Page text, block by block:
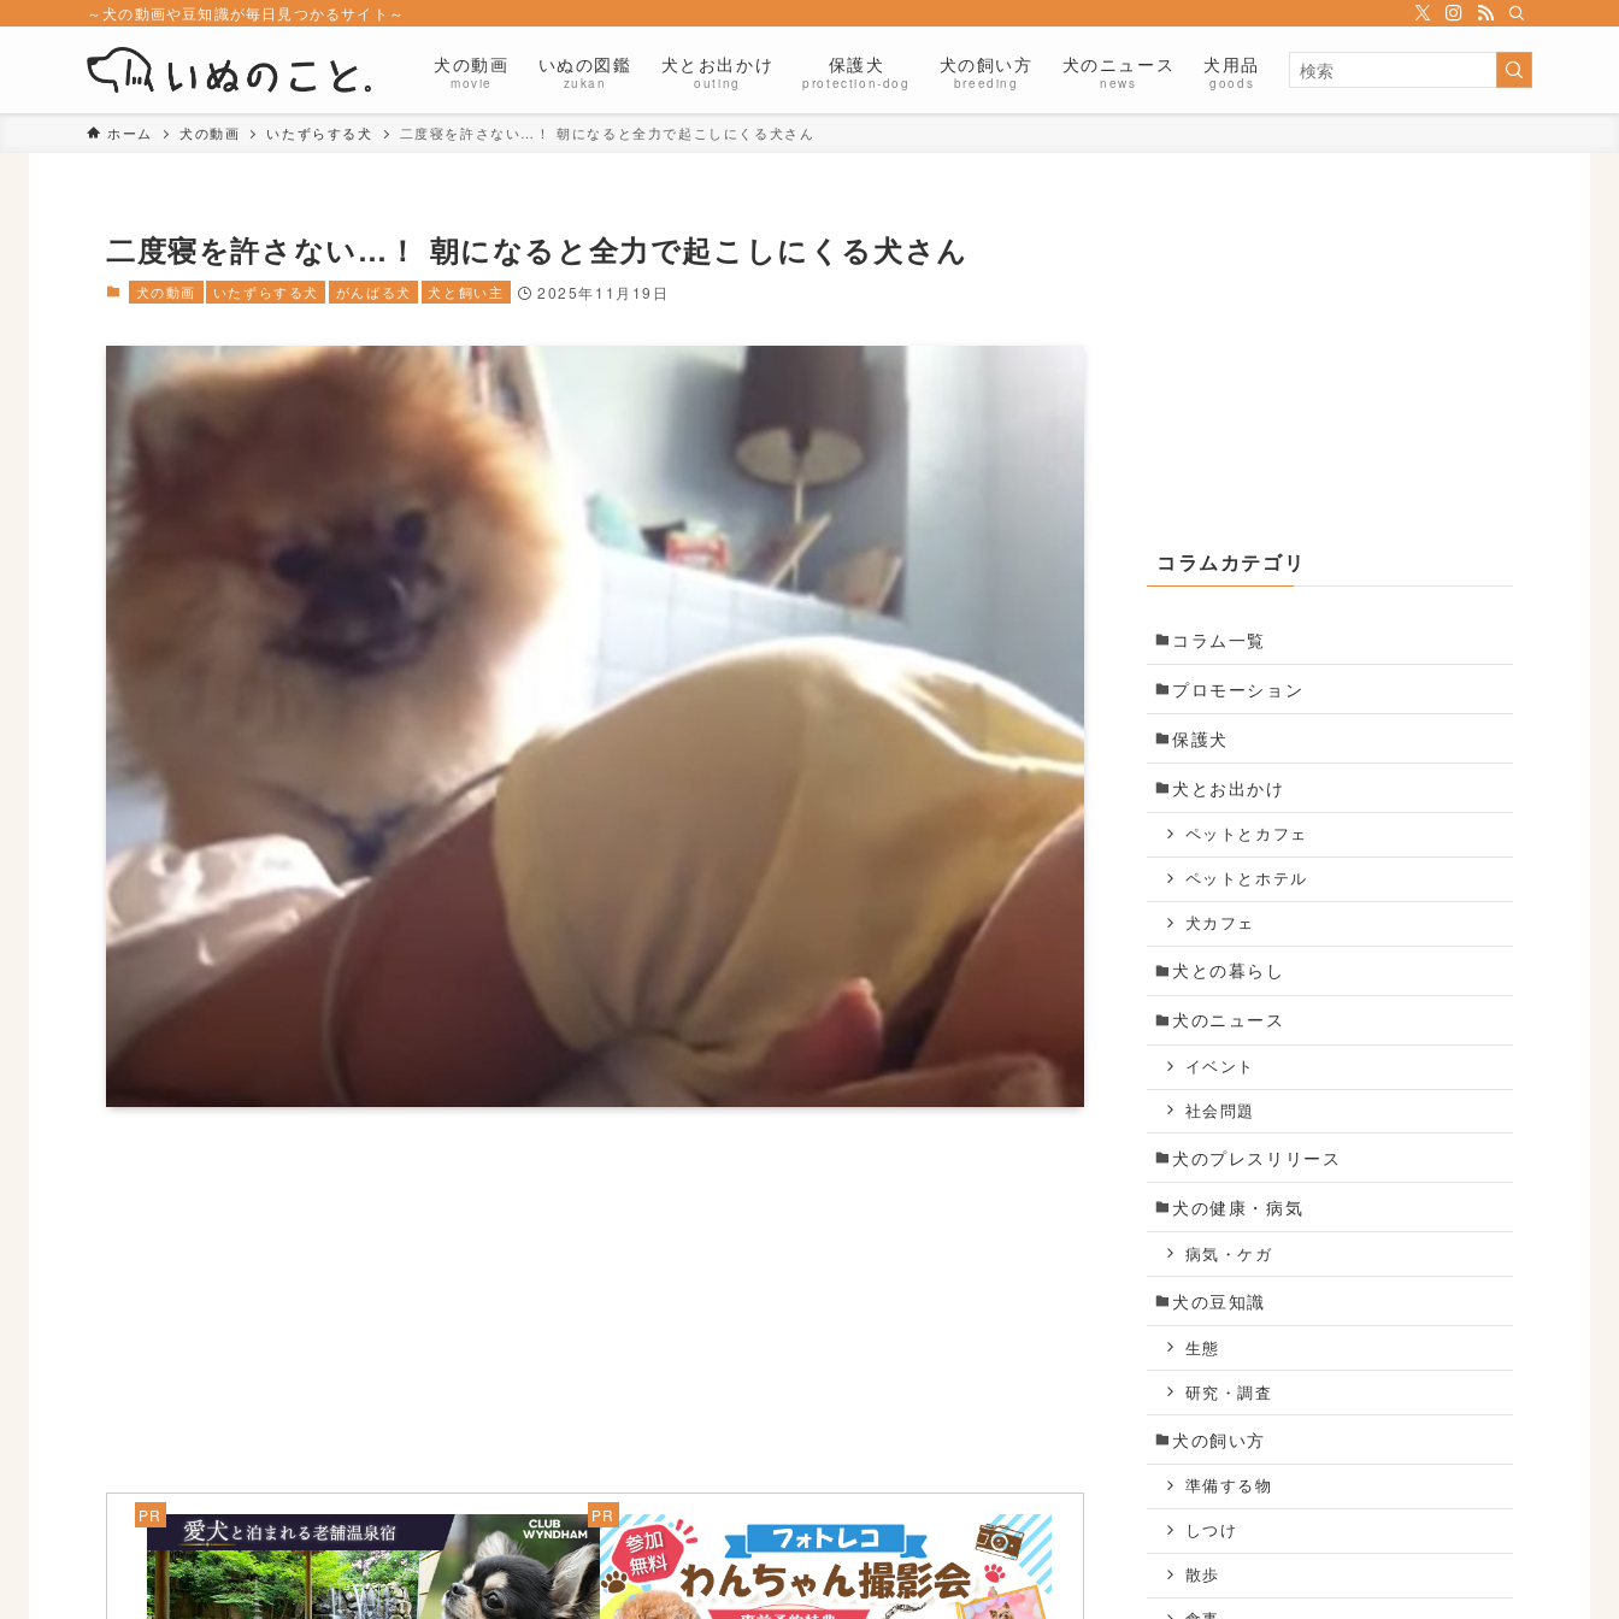
～犬の動画や豆知識が毎日見つかるサイト～
犬の動画
movie
いぬの図鑑
zukan
犬とお出かけ
outing
保護犬
protection-dog
犬の飼い方
breeding
犬のニュース
news
犬用品
goods
ホーム 犬の動画 いたずらする犬 二度寝を許さない…！ 朝になると全力で起こしにくる犬さん
二度寝を許さない…！ 朝になると全力で起こしにくる犬さん
犬の動画 いたずらする犬 がんばる犬 犬と飼い主 2025年11月19日
コラムカテゴリ
コラム一覧
プロモーション
保護犬
犬とお出かけ
ペットとカフェ
ペットとホテル
犬カフェ
犬との暮らし
犬のニュース
イベント
社会問題
犬のプレスリリース
犬の健康・病気
病気・ケガ
犬の豆知識
生態
研究・調査
犬の飼い方
準備する物
しつけ
散歩